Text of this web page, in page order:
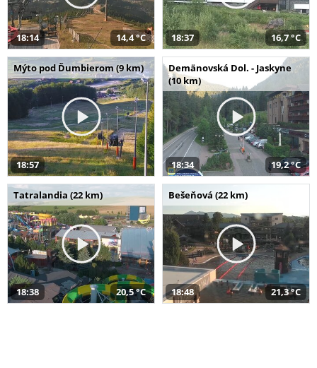
18:14 14,4 °C 18:37 16,7 °C
Mýto pod Ďumbierom (9 km)
18:57
Demänovská Dol. - Jaskyne
(10 km)
18:34 19,2 °C
Tatralandia (22 km)
18:38 20,5 °C
Bešeňová (22 km)
18:48 21,3 °C